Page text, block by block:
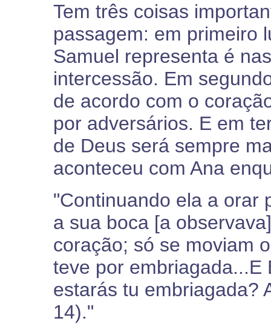
Tem três coisas
passagem: em primeiro
Samuel representa é
intercessão. Em
de acordo com o
por adversários. E em
de Deus será sempre
aconteceu com Ana
"Continuando ela a orar
a sua boca [a
coração; só se moviam
teve por embriagada...E
estarás tu embriagada?
14)."